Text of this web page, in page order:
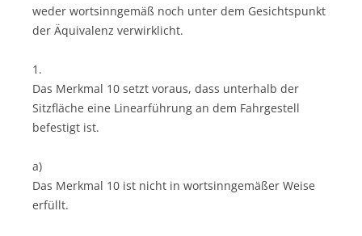
weder wortsinngemäß noch unter dem Gesichtspunkt
der Äquivalenz verwirklicht.
1.
Das Merkmal 10 setzt voraus, dass unterhalb der
Sitzfläche eine Linearführung an dem Fahrgestell
befestigt ist.
a)
Das Merkmal 10 ist nicht in wortsinngemäßer Weise
erfüllt.